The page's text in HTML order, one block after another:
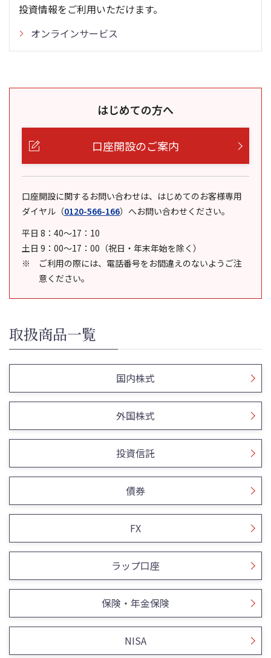
投資情報をご利用いただけます。
オンラインサービス
はじめての方へ
口座開設のご案内
口座開設に関するお問い合わせは、はじめてのお客様専用
ダイヤル （0120-566-166） へお問い合わせください。
平日 8：40～17：10
土日 9：00～17：00（祝日・年末年始を除く）
ご利用の際には、電話番号をお間違えのないようご注
意ください。
取扱商品一覧
国内株式
外国株式
投資信託
債券
FX
ラップ口座
保険・年金保険
NISA